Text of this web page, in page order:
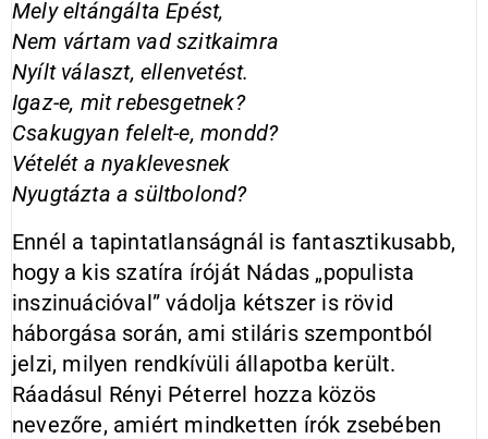
Mely eltángálta Epést,
Nem vártam vad szitkaimra
Nyílt választ, ellenvetést.
Igaz-e, mit rebesgetnek?
Csakugyan felelt-e, mondd?
Vételét a nyaklevesnek
Nyugtázta a sültbolond?
Ennél a tapintatlanságnál is fantasztikusabb,
hogy a kis szatíra íróját Nádas „populista
inszinuációval” vádolja kétszer is rövid
háborgása során, ami stiláris szempontból
jelzi, milyen rendkívüli állapotba került.
Ráadásul Rényi Péterrel hozza közös
nevezőre, amiért mindketten írók zsebében